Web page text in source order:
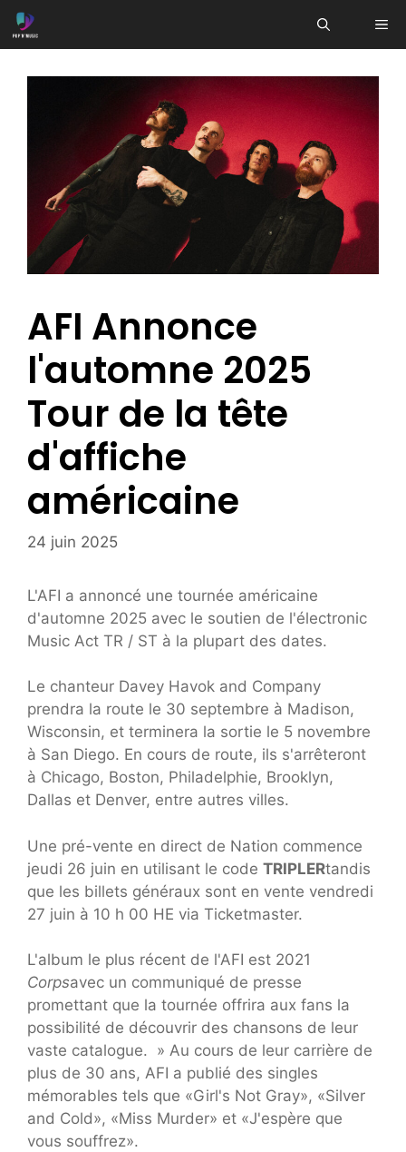
Aller
au
AFI Annonce
l'automne 2025
Tour de la tête
d'affiche
américaine
24 juin 2025
L'AFI a annoncé une tournée américaine
d'automne 2025 avec le soutien de l'électronic
Music Act TR / ST à la plupart des dates.
Le chanteur Davey Havok and Company
prendra la route le 30 septembre à Madison,
Wisconsin, et terminera la sortie le 5 novembre
à San Diego. En cours de route, ils s'arrêteront
à Chicago, Boston, Philadelphie, Brooklyn,
Dallas et Denver, entre autres villes.
Une pré-vente en direct de Nation commence
jeudi 26 juin en utilisant le code TRIPLERtandis
que les billets généraux sont en vente vendredi
27 juin à 10 h 00 HE via Ticketmaster.
L'album le plus récent de l'AFI est 2021
Corpsavec un communiqué de presse
promettant que la tournée offrira aux fans la
possibilité de découvrir des chansons de leur
vaste catalogue. » Au cours de leur carrière de
plus de 30 ans, AFI a publié des singles
mémorables tels que «Girl's Not Gray», «Silver
and Cold», «Miss Murder» et «J'espère que
vous souffrez».